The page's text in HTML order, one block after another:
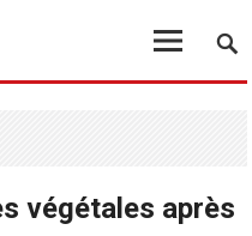
végétales après